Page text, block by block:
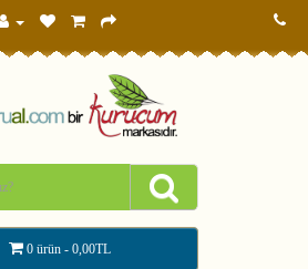
0 ürün - 0,00TL